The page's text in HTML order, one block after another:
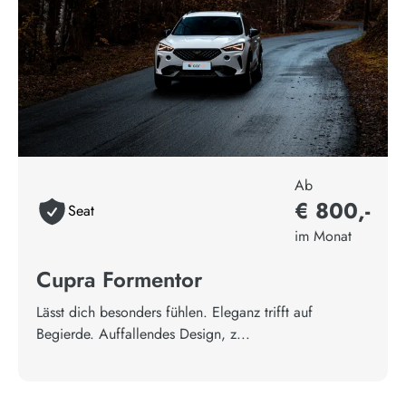
Seat
Ab
€ 800,-
im Monat
Cupra Formentor
Lässt dich besonders fühlen. Eleganz trifft auf
Begierde. Auffallendes Design, z...